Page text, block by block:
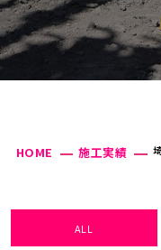
HOME 施工実績
ALL